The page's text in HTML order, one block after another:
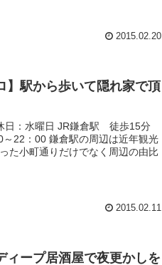
2015.02.20
】駅から歩いて隠れ家で頂
：水曜日 JR鎌倉駅 徒歩15分
22：00 鎌倉駅の周辺は近年観光
た小町通りだけでなく周辺の由比
2015.02.11
ィープ居酒屋で夜更かしを